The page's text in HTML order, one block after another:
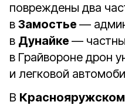
повреждены два
в Замостье —
в Дунайке —
в Грайвороне дрон
и легковой
В Краснояружском